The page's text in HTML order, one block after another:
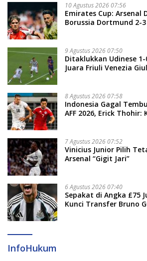
10 Agustus 2026 07:56
Emirates Cup: Arsenal
Borussia Dortmund 2-3
9 Agustus 2026 07:50
Ditaklukkan Udinese
Juara Friuli Venezia
8 Agustus 2026 07:58
Indonesia Gagal
AFF 2026, Erick Thohir:
7 Agustus 2026 07:52
Vinicius Junior Pilih
Arsenal “Gigit Jari”
6 Agustus 2026 07:40
Sepakat di Angka £75
Kunci Transfer Bruno
InfoHukum